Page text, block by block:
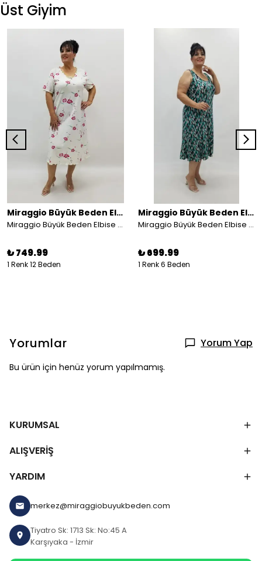
Üst Giyim
Miraggio Büyük Beden Elbise
Miraggio Büyük Beden Elbise 99234
₺ 749.99
1 Renk 12 Beden
Miraggio Büyük Beden Elbise
Miraggio Büyük Beden Elbise 98913
₺ 699.99
1 Renk 6 Beden
Yorumlar Yorum Yap
Bu ürün için henüz yorum yapılmamış.
KURUMSAL
ALIŞVERİŞ
YARDIM
merkez@miraggiobuyukbeden.com
Tiyatro Sk: 1713 Sk: No:45 A
Karşıyaka - İzmir